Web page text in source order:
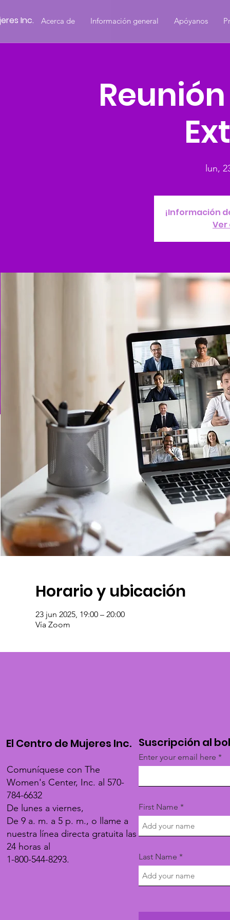
Acerca de Información general Apóyanos
Inc.
lun,
¡Información
Horario y ubicación
23 jun 2025, 19:00 – 20:00
Vía Zoom
El Centro de Mujeres Inc.
Comuníquese con The
Women's Center, Inc. al 570-
784-6632
De lunes a viernes,
De 9 a. m. a 5 p. m., o llame a
nuestra línea directa gratuita las
24 horas al
1-800-544-8293.
Suscripción al
Enter your email here
First Name
Last Name